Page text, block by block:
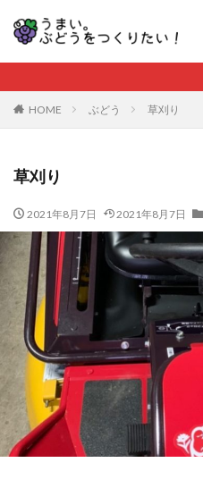
HOME ぶどう 草刈り
草刈り
2021年8月7日 2021年8月7日